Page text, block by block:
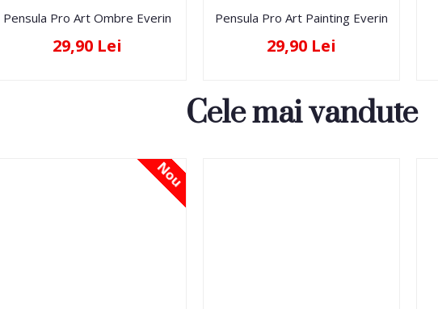
Pensula Pro Art Ombre Everin
29,90 Lei
Pensula Pro Art Painting Everin
29,90 Lei
Cele mai vandute
Nou